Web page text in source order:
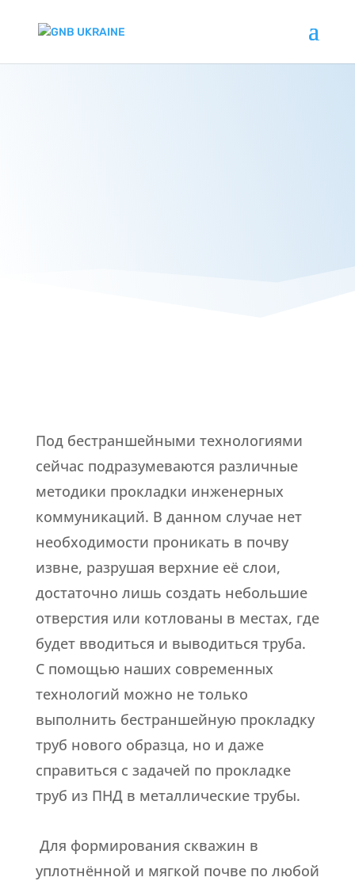
Под бестраншейными технологиями
сейчас подразумеваются различные
методики прокладки инженерных
коммуникаций. В данном случае нет
необходимости проникать в почву
извне, разрушая верхние её слои,
достаточно лишь создать небольшие
отверстия или котлованы в местах, где
будет вводиться и выводиться труба.
С помощью наших современных
технологий можно не только
выполнить бестраншейную прокладку
труб нового образца, но и даже
справиться с задачей по прокладке
труб из ПНД в металлические трубы.
Для формирования скважин в
уплотнённой и мягкой почве по любой